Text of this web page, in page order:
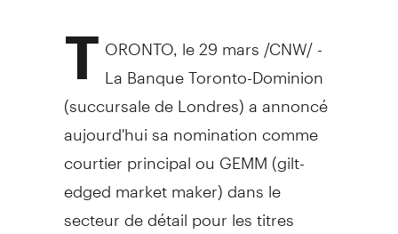
T ORONTO, le 29 mars /CNW/ -
La Banque Toronto-Dominion
(succursale de Londres) a annoncé
aujourd'hui sa nomination comme
courtier principal ou GEMM (gilt-
edged market maker) dans le
secteur de détail pour les titres